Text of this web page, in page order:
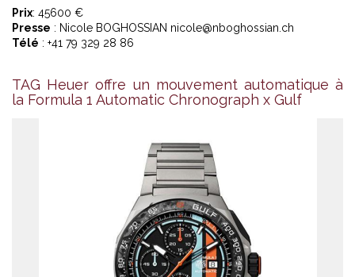
Prix: 45600 €
Presse : Nicole BOGHOSSIAN nicole@nboghossian.ch
Télé : +41 79 329 28 86
TAG Heuer offre un mouvement automatique à
la Formula 1 Automatic Chronograph x Gulf